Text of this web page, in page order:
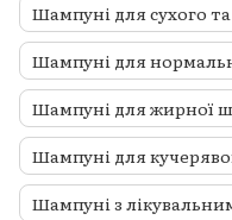
Шампуні для сухого
Шампуні для
Шампуні для жирної
Шампуні для
Шампуні з